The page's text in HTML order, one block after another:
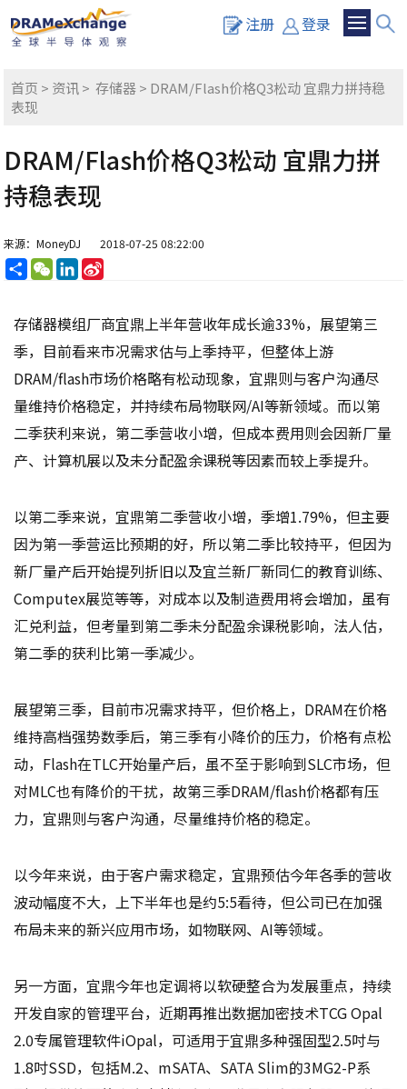
注册 登录
首页 > 资讯>存储器> DRAM/Flash价格Q3松动 宜鼎力拼持稳
表现
DRAM/Flash价格Q3松动 宜鼎力拼
持稳表现
来源：MoneyDJ2018-07-25 08:22:00
分
享
WeChatLinkedIn
存储器模组厂商宜鼎上半年营收年成长逾33%，展望第三
季，目前看来市况需求估与上季持平，但整体上游
DRAM/flash市场价格略有松动现象，宜鼎则与客户沟通尽
量维持价格稳定，并持续布局物联网/AI等新领域。而以第
二季获利来说，第二季营收小增，但成本费用则会因新厂量
产、计算机展以及未分配盈余课税等因素而较上季提升。
以第二季来说，宜鼎第二季营收小增，季增1.79%，但主要
因为第一季营运比预期的好，所以第二季比较持平，但因为
新厂量产后开始提列折旧以及宜兰新厂新同仁的教育训练、
Computex展览等等，对成本以及制造费用将会增加，虽有
汇兑利益，但考量到第二季未分配盈余课税影响，法人估，
第二季的获利比第一季减少。
展望第三季，目前市况需求持平，但价格上，DRAM在价格
维持高档强势数季后，第三季有小降价的压力，价格有点松
动，Flash在TLC开始量产后，虽不至于影响到SLC市场，但
对MLC也有降价的干扰，故第三季DRAM/flash价格都有压
力，宜鼎则与客户沟通，尽量维持价格的稳定。
以今年来说，由于客户需求稳定，宜鼎预估今年各季的营收
波动幅度不大，上下半年也是约5:5看待，但公司已在加强
布局未来的新兴应用市场，如物联网、AI等领域。
另一方面，宜鼎今年也定调将以软硬整合为发展重点，持续
开发自家的管理平台，近期再推出数据加密技术TCG Opal
2.0专属管理软件iOpal，可适用于宜鼎多种强固型2.5吋与
1.8吋SSD，包括M.2、mSATA、SATA Slim的3MG2-P系